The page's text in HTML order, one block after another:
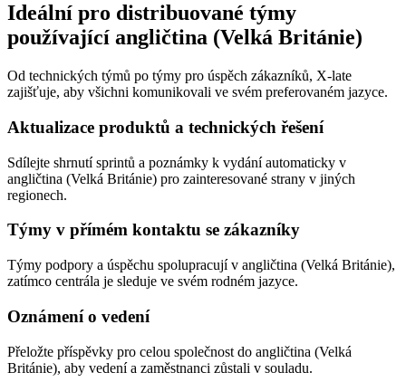
Ideální pro distribuované týmy
používající angličtina (Velká Británie)
Od technických týmů po týmy pro úspěch zákazníků, X-late
zajišťuje, aby všichni komunikovali ve svém preferovaném jazyce.
Aktualizace produktů a technických řešení
Sdílejte shrnutí sprintů a poznámky k vydání automaticky v
angličtina (Velká Británie) pro zainteresované strany v jiných
regionech.
Týmy v přímém kontaktu se zákazníky
Týmy podpory a úspěchu spolupracují v angličtina (Velká Británie),
zatímco centrála je sleduje ve svém rodném jazyce.
Oznámení o vedení
Přeložte příspěvky pro celou společnost do angličtina (Velká
Británie), aby vedení a zaměstnanci zůstali v souladu.